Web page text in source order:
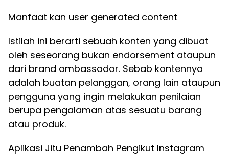
Manfaat kan user generated content
Istilah ini berarti sebuah konten yang dibuat
oleh seseorang bukan endorsement ataupun
dari brand ambassador. Sebab kontennya
adalah buatan pelanggan, orang lain ataupun
pengguna yang ingin melakukan penilaian
berupa pengalaman atas sesuatu barang
atau produk.
Aplikasi Jitu Penambah Pengikut Instagram